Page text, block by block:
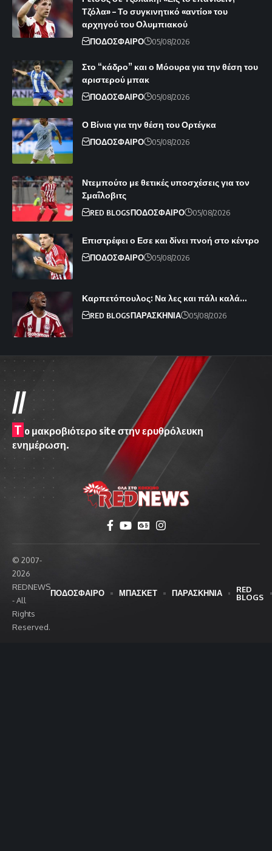
Τζόλα» – Το συγκινητικό «αντίο» του
αρχηγού του Ολυμπιακού
ΠΟΔΟΣΦΑΙΡΟ 05/08/2026
Στο “κάδρο” και ο Μόουρα για την θέση του
αριστερού μπακ
ΠΟΔΟΣΦΑΙΡΟ 05/08/2026
Ο Βίνια για την θέση του Ορτέγκα
ΠΟΔΟΣΦΑΙΡΟ 05/08/2026
Ντεμπούτο με θετικές υποσχέσεις για τον
Σμαΐλοβιτς
RED BLOGSΠΟΔΟΣΦΑΙΡΟ 05/08/2026
Επιστρέφει ο Εσε και δίνει πνοή στο κέντρο
ΠΟΔΟΣΦΑΙΡΟ 05/08/2026
Καρπετόπουλος: Να λες και πάλι καλά…
RED BLOGSΠΑΡΑΣΚΗΝΙΑ 05/08/2026
//
T o μακροβιότερο site στην ερυθρόλευκη
ενημέρωση.
© 2007-
2026
REDNEWS
- All
Rights
Reserved.
ΠΟΔΟΣΦΑΙΡΟ ΜΠΑΣΚΕΤ ΠΑΡΑΣΚΗΝΙΑ
RED
BLOGS